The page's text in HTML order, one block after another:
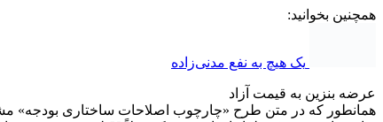
همچنین بخوانید:
یک هیچ به نفع مدنی‌زاده
عرضه بنزین به قیمت آزاد
همانطور که در متن طرح «چارچوب اصلاحات ساختاری بودجه»